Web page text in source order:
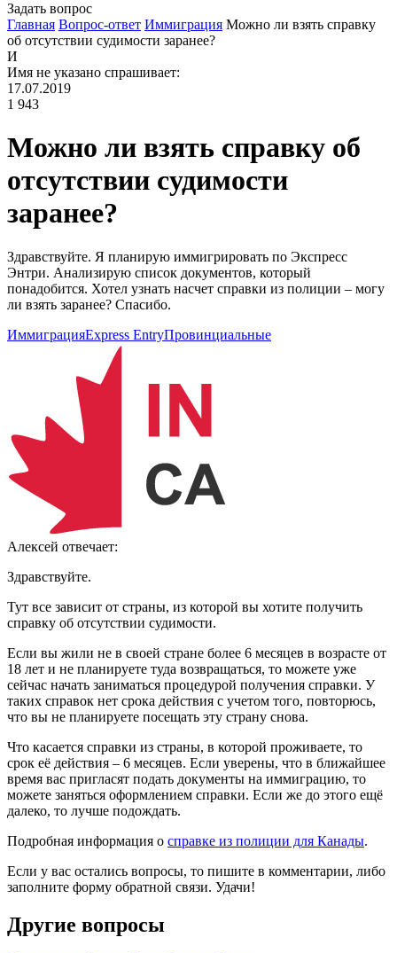
Задать вопрос
Главная Вопрос-ответ Иммиграция Можно ли взять справку
об отсутствии судимости заранее?
И
Имя не указано спрашивает:
17.07.2019
1 943
Можно ли взять справку об
отсутствии судимости
заранее?
Здравствуйте. Я планирую иммигрировать по Экспресс
Энтри. Анализирую список документов, который
понадобится. Хотел узнать насчет справки из полиции – могу
ли взять заранее? Спасибо.
ИммиграцияExpress EntryПровинциальные
Алексей отвечает:
Здравствуйте.
Тут все зависит от страны, из которой вы хотите получить
справку об отсутствии судимости.
Если вы жили не в своей стране более 6 месяцев в возрасте от
18 лет и не планируете туда возвращаться, то можете уже
сейчас начать заниматься процедурой получения справки. У
таких справок нет срока действия с учетом того, повторюсь,
что вы не планируете посещать эту страну снова.
Что касается справки из страны, в которой проживаете, то
срок её действия – 6 месяцев. Если уверены, что в ближайшее
время вас пригласят подать документы на иммиграцию, то
можете заняться оформлением справки. Если же до этого ещё
далеко, то лучше подождать.
Подробная информация о справке из полиции для Канады.
Если у вас остались вопросы, то пишите в комментарии, либо
заполните форму обратной связи. Удачи!
Другие вопросы